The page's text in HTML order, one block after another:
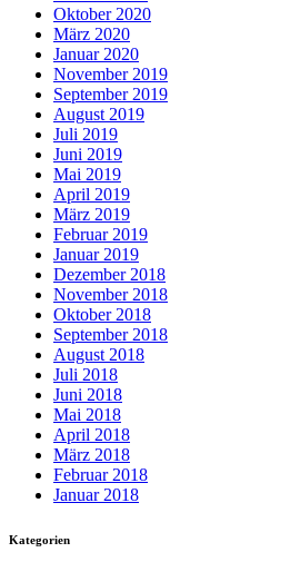
Oktober 2020
März 2020
Januar 2020
November 2019
September 2019
August 2019
Juli 2019
Juni 2019
Mai 2019
April 2019
März 2019
Februar 2019
Januar 2019
Dezember 2018
November 2018
Oktober 2018
September 2018
August 2018
Juli 2018
Juni 2018
Mai 2018
April 2018
März 2018
Februar 2018
Januar 2018
Kategorien